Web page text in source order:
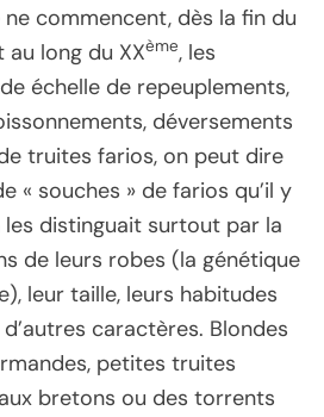
commencent, dès la fin du
long du XXème, les
échelle de repeuplements,
déversements
truites farios, on peut dire
« souches » de farios qu’il y
les distinguait surtout par la
de leurs robes (la génétique
leur taille, leurs habitudes
caractères. Blondes
petites truites
bretons ou des torrents